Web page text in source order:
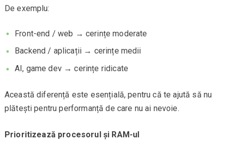
De exemplu:
Front-end / web → cerințe moderate
Backend / aplicații → cerințe medii
AI, game dev → cerințe ridicate
Această diferență este esențială, pentru că te ajută să nu
plătești pentru performanță de care nu ai nevoie.
Prioritizează procesorul și RAM-ul